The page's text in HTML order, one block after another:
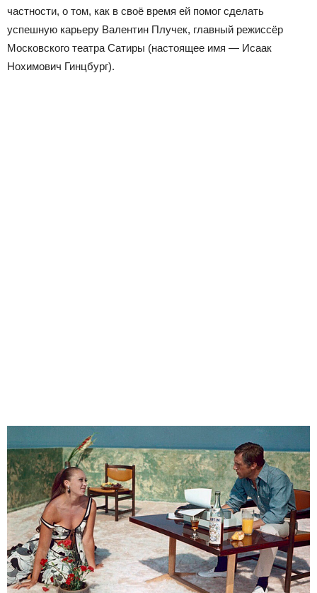
частности, о том, как в своё время ей помог сделать
успешную карьеру Валентин Плучек, главный режиссёр
Московского театра Сатиры (настоящее имя — Исаак
Нохимович Гинцбург).